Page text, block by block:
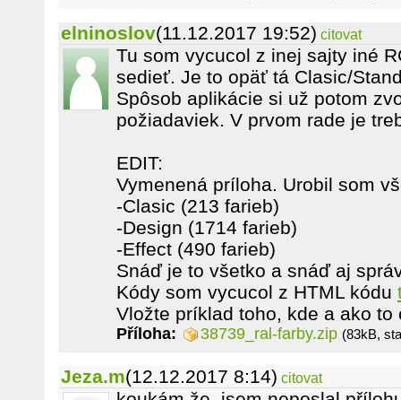
elninoslov(11.12.2017 19:52) citovat
Tu som vycucol z inej sajty iné
sedieť. Je to opäť tá Clasic/
Spôsob aplikácie si už potom
požiadaviek. V prvom rade je
EDIT:
Vymenená príloha. Urobil som
-Clasic (213 farieb)
-Design (1714 farieb)
-Effect (490 farieb)
Snáď je to všetko a snáď aj
Kódy som vycucol z HTML kódu
Vložte príklad toho, kde a ako to
Příloha: 38739_ral-farby.zip (83kB,
Jeza.m(12.12.2017 8:14) citovat